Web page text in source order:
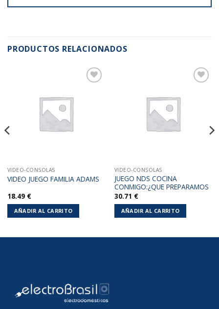
PRODUCTOS RELACIONADOS
VIDEO-CONSOLAS
VIDEO JUEGO FAMILIA ADAMS
18.49 €
AÑADIR AL CARRITO
VIDEO-CONSOLAS
JUEGO NDS COCINA
CONMIGO:¿QUE PREPARAMOS
30.71 €
AÑADIR AL CARRITO